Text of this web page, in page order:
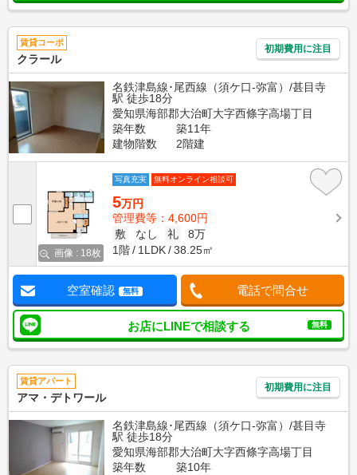
賃貸コーポ
クラール
初期費用に注目
名鉄津島線･尾西線（須ケ口-弥富）/甚目寺
駅 徒歩18分
愛知県海部郡大治町大字西條字高場丁目
築年数
築11年
建物階数
2階建
画像 : 18枚
写真充実 無料オンライン相談可
5万円
管理費等：4,600円
敷
なし 礼
8万
1階
1LDK 38.25㎡
空室確認 無料 電話で問合せ
お店にLINEで相談する 無料
賃貸アパート
アマ・デトワール
初期費用に注目
名鉄津島線･尾西線（須ケ口-弥富）/甚目寺
駅 徒歩18分
愛知県海部郡大治町大字西條字高場丁目
築年数
築10年